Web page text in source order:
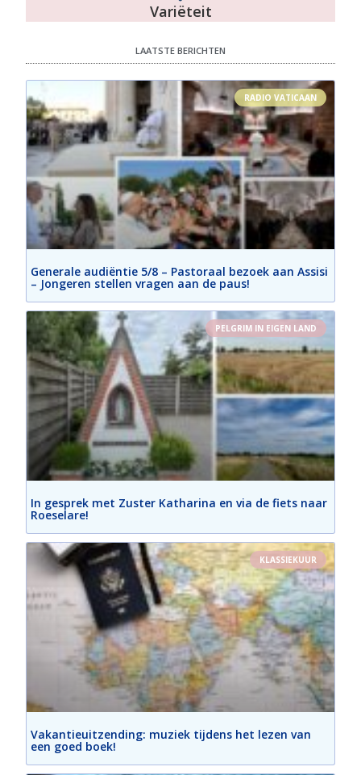
Variëteit
LAATSTE BERICHTEN
RADIO VATICAAN
Generale audiëntie 5/8 – Pastoraal bezoek aan Assisi
– Jongeren stellen vragen aan de paus!
PELGRIM IN EIGEN LAND
In gesprek met Zuster Katharina en via de fiets naar
Roeselare!
KLASSIEKUUR
Vakantieuitzending: muziek tijdens het lezen van
een goed boek!